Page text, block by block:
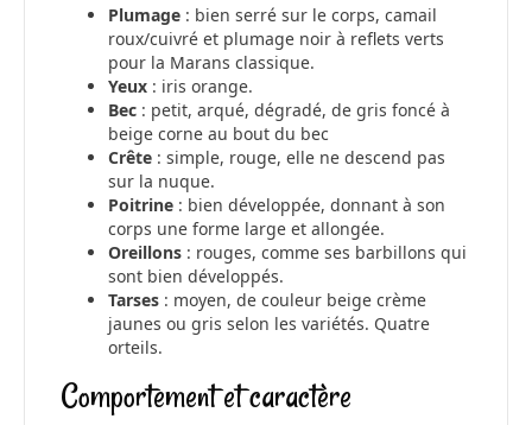
Plumage : bien serré sur le corps, camail
roux/cuivré et plumage noir à reflets verts
pour la Marans classique.
Yeux : iris orange.
Bec : petit, arqué, dégradé, de gris foncé à
beige corne au bout du bec
Crête : simple, rouge, elle ne descend pas
sur la nuque.
Poitrine : bien développée, donnant à son
corps une forme large et allongée.
Oreillons : rouges, comme ses barbillons qui
sont bien développés.
Tarses : moyen, de couleur beige crème
jaunes ou gris selon les variétés. Quatre
orteils.
Comportement et caractère